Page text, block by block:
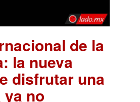
de la
la nueva
disfrutar una
ya no